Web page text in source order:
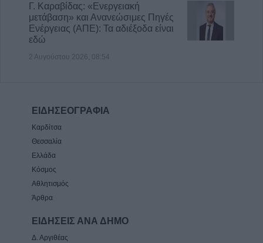
Γ. Καραβίδας: «Ενεργειακή
μετάβαση» και Ανανεώσιμες Πηγές
Ενέργειας (ΑΠΕ): Τα αδιέξοδα είναι
εδώ
2 Αυγούστου 2026, 08:54
ΕΙΔΗΣΕΟΓΡΑΦΙΑ
Καρδίτσα
Θεσσαλία
Ελλάδα
Κόσμος
Αθλητισμός
Άρθρα
ΕΙΔΗΣΕΙΣ ΑΝΑ ΔΗΜΟ
Δ. Αργιθέας